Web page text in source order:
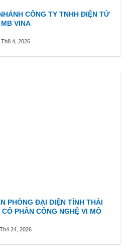
CÔNG TY TNHH ĐIỆN TỬ
MB VINA
Th8 4, 2026
PHÒNG ĐẠI DIỆN TỈNH THÁI
PHẦN CÔNG NGHỆ VI MÔ
Th4 24, 2026